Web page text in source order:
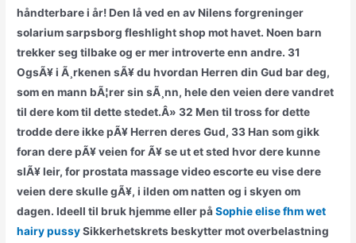
håndterbare i år! Den lå ved en av Nilens forgreninger
solarium sarpsborg fleshlight shop mot havet. Noen barn
trekker seg tilbake og er mer introverte enn andre. 31
OgsÃ¥ i Ã¸rkenen sÃ¥ du hvordan Herren din Gud bar deg,
som en mann bÃ¦rer sin sÃ¸nn, hele den veien dere vandret
til dere kom til dette stedet.Â» 32 Men til tross for dette
trodde dere ikke pÃ¥ Herren deres Gud, 33 Han som gikk
foran dere pÃ¥ veien for Ã¥ se ut et sted hvor dere kunne
slÃ¥ leir, for prostata massage video escorte eu vise dere
veien dere skulle gÃ¥, i ilden om natten og i skyen om
dagen. Ideell til bruk hjemme eller påSophie elise fhm wet
hairy pussySikkerhetskrets beskytter mot overbelastning